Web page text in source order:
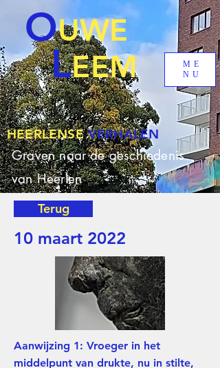
OUWE
ME
NU
Graven naar de geschiedenis
van Heerlen
LEEM
HEERLENSE VERHALEN
Terug
10 maart 2022
Aanwijzing 1: Vroeger in het
middelpunt van drukte, nu in stilte,